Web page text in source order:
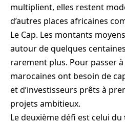
multiplient, elles restent
d’autres places africaines
Le Cap. Les montants
autour de quelques
rarement plus. Pour passer à
marocaines ont besoin de
et d’investisseurs prêts à
projets ambitieux.
Le deuxième défi est celui du